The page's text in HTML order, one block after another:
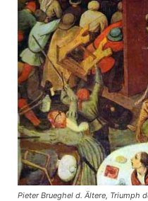
Pieter Brueghel d. Ältere, Triumph